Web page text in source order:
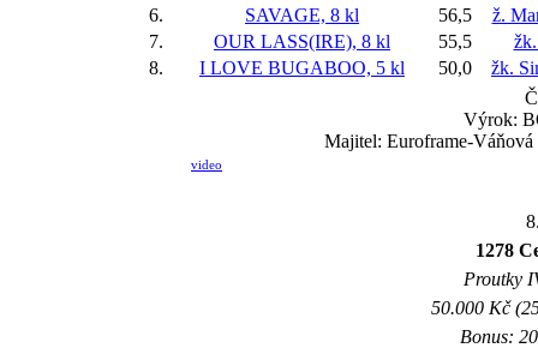
6.
SAVAGE, 8 kl 56,5
ž.
7.
OUR LASS(IRE), 8 kl 55,5
8.
I LOVE BUGABOO, 5 kl 50,0
žk.
Výrok:
Majitel: Euroframe-
video
1278
Proutky
50.000 Kč
Bonus: